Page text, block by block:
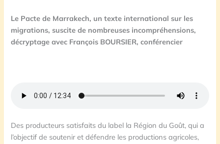
Le Pacte de Marrakech, un texte international sur les
migrations, suscite de nombreuses incompréhensions,
décryptage avec François BOURSIER, conférencier
Des producteurs satisfaits du label la Région du Goût, qui a
l’objectif de soutenir et défendre les productions agricoles,